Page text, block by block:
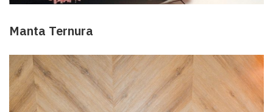
Manta Ternura